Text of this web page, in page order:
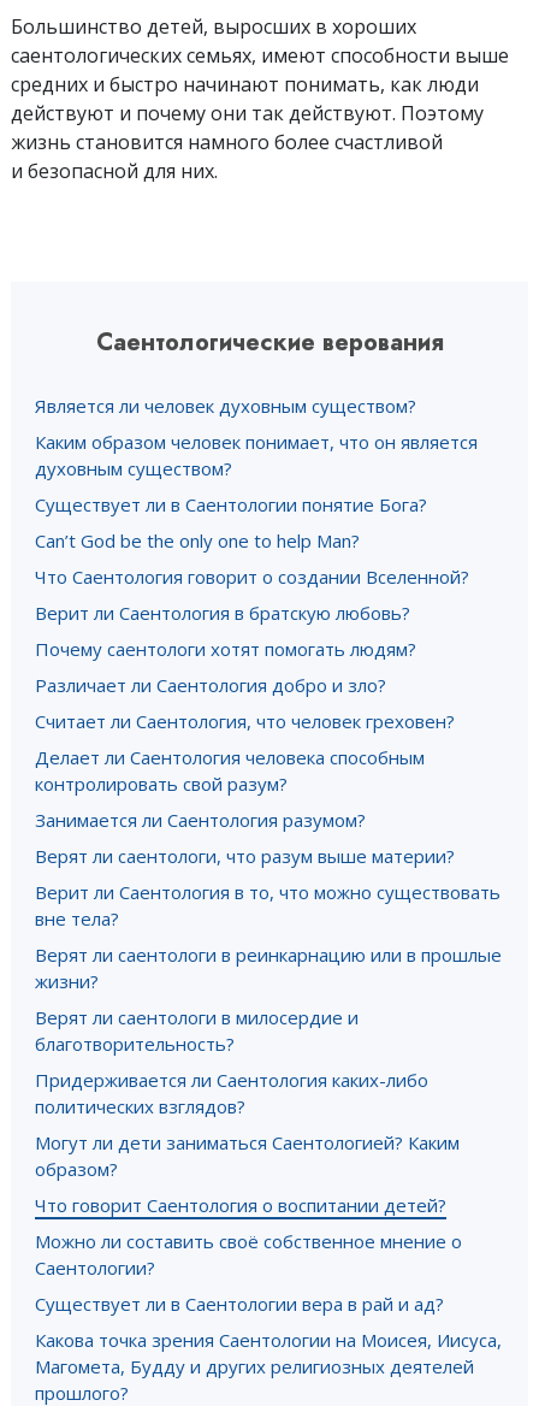
Большинство детей, выросших в хороших
саентологических семьях, имеют способности выше
средних и быстро начинают понимать, как люди
действуют и почему они так действуют. Поэтому
жизнь становится намного более счастливой
и безопасной для них.
Саентологические верования
Является ли человек духовным существом?
Каким образом человек понимает, что он является
духовным существом?
Существует ли в Саентологии понятие Бога?
Can’t God be the only one to help Man?
Что Саентология говорит о создании Вселенной?
Верит ли Саентология в братскую любовь?
Почему саентологи хотят помогать людям?
Различает ли Саентология добро и зло?
Считает ли Саентология, что человек греховен?
Делает ли Саентология человека способным
контролировать свой разум?
Занимается ли Саентология разумом?
Верят ли саентологи, что разум выше материи?
Верит ли Саентология в то, что можно существовать
вне тела?
Верят ли саентологи в реинкарнацию или в прошлые
жизни?
Верят ли саентологи в милосердие и
благотворительность?
Придерживается ли Саентология каких-либо
политических взглядов?
Могут ли дети заниматься Саентологией? Каким
образом?
Что говорит Саентология о воспитании детей?
Можно ли составить своё собственное мнение о
Саентологии?
Существует ли в Саентологии вера в рай и ад?
Какова точка зрения Саентологии на Моисея, Иисуса,
Магомета, Будду и других религиозных деятелей
прошлого?